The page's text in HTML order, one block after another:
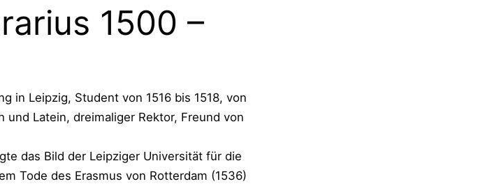
1500 –
in Leipzig, Student von 1516 bis 1518, von
und Latein, dreimaliger Rektor, Freund von
das Bild der Leipziger Universität für die
Tode des Erasmus von Rotterdam (1536)